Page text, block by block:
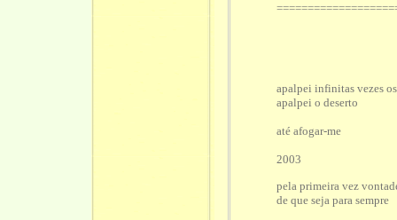
apalpei infinitas vezes os
apalpei o deserto
até afogar-me
2003
pela primeira vez
de que seja para sempre